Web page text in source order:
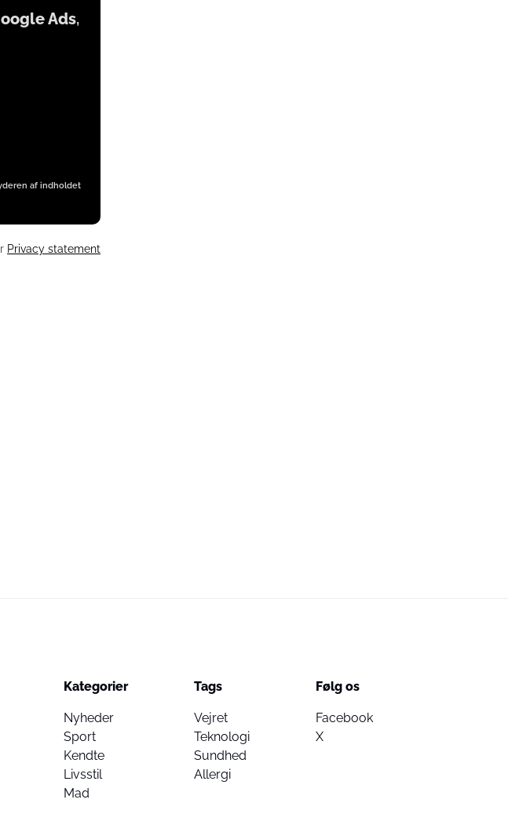
Ads,
af indholdet
Privacy statement
Kategorier
Nyheder
Sport
Kendte
Livsstil
Mad
Tags
Vejret
Teknologi
Sundhed
Allergi
Følg os
Facebook
X